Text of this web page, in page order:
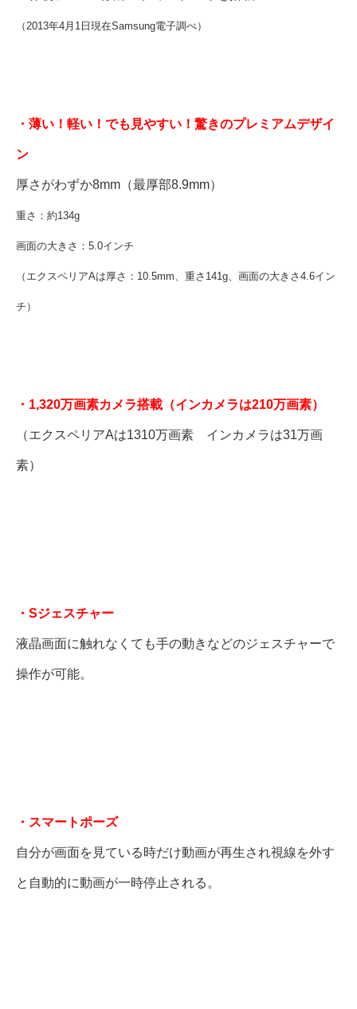
（2013年4月1日現在Samsung電子調べ）
・薄い！軽い！でも見やすい！驚きのプレミアムデザイ
ン
厚さがわずか8mm（最厚部8.9mm）
重さ：約134g
画面の大きさ：5.0インチ
（エクスペリアAは厚さ：10.5mm、重さ141g、画面の大きさ4.6イン
チ）
・1,320万画素カメラ搭載（インカメラは210万画素）
（エクスペリアAは1310万画素 インカメラは31万画
素）
・Sジェスチャー
液晶画面に触れなくても手の動きなどのジェスチャーで
操作が可能。
・スマートポーズ
自分が画面を見ている時だけ動画が再生され視線を外す
と自動的に動画が一時停止される。